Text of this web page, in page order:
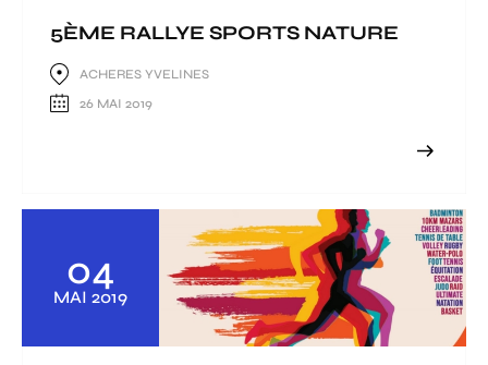
5ÈME RALLYE SPORTS NATURE
ACHERES YVELINES
26 MAI 2019
04
MAI 2019